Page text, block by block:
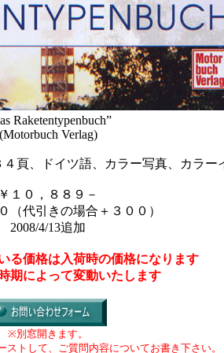
Raketentypenbuch”
(Motorbuch Verlag)
頁、ドイツ語、カラー写真、カラー
￥１０，８８９－
（代引きの場合＋３００）
2008/4/13追加
る価格は入荷時の価格になります
期によって変動いたします
※別窓開きます。
ストして、ご質問内容についてお書き下さい。